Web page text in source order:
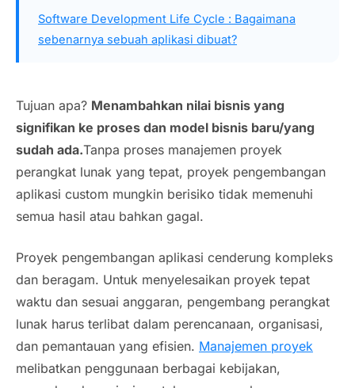
Software Development Life Cycle : Bagaimana
sebenarnya sebuah aplikasi dibuat?
Tujuan apa? Menambahkan nilai bisnis yang
signifikan ke proses dan model bisnis baru/yang
sudah ada.Tanpa proses manajemen proyek
perangkat lunak yang tepat, proyek pengembangan
aplikasi custom mungkin berisiko tidak memenuhi
semua hasil atau bahkan gagal.
Proyek pengembangan aplikasi cenderung kompleks
dan beragam. Untuk menyelesaikan proyek tepat
waktu dan sesuai anggaran, pengembang perangkat
lunak harus terlibat dalam perencanaan, organisasi,
dan pemantauan yang efisien. Manajemen proyek
melibatkan penggunaan berbagai kebijakan,